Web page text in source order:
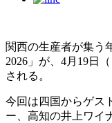
関西の生産者が集う
2026」が、4月19日
される。
今回は四国からゲス
ー、高知の井上ワイ